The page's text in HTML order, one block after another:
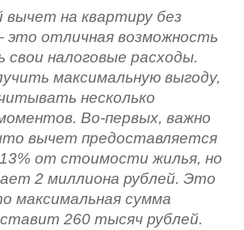
вычет на квартиру без
отличная возможность
свои налоговые расходы.
максимальную выгоду,
несколько
Во-первых, важно
вычет предоставляется
от стоимости жилья, но
2 миллиона рублей. Это
максимальная сумма
260 тысяч рублей.